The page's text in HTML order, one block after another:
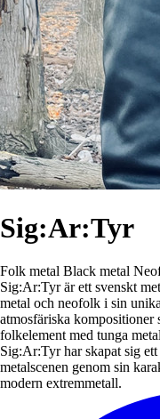
Sig:Ar:Tyr
Folk metal Black metal
Sig:Ar:Tyr är ett svenskt
metal och neofolk i sin
atmosfäriska kompositioner
folkelement med tunga
Sig:Ar:Tyr har skapat sig
metalscenen genom sin
modern extremmetall.